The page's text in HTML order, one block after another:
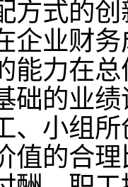
方式的
企业财
能力在
础的业
、小组
值的合